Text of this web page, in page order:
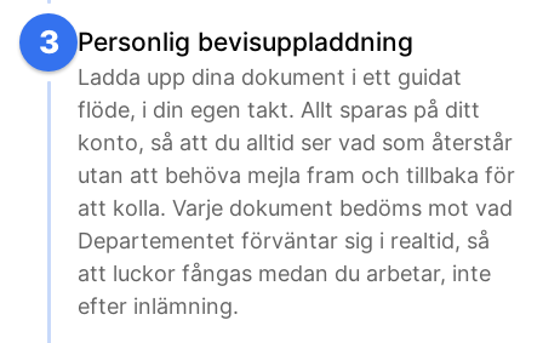
3 Personlig bevisuppladdning
Ladda upp dina dokument i ett guidat
flöde, i din egen takt. Allt sparas på ditt
konto, så att du alltid ser vad som återstår
utan att behöva mejla fram och tillbaka för
att kolla. Varje dokument bedöms mot vad
Departementet förväntar sig i realtid, så
att luckor fångas medan du arbetar, inte
efter inlämning.